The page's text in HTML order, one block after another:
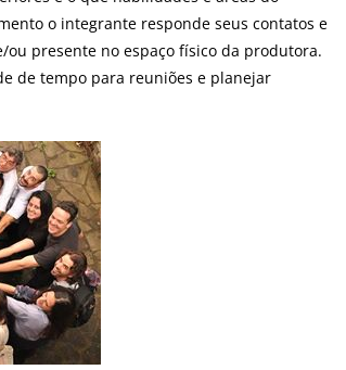
o integrante responde seus contatos e
presente no espaço físico da produtora.
de tempo para reuniões e planejar